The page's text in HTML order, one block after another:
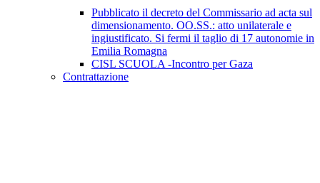
Pubblicato il decreto del Commissario ad acta sul
dimensionamento. OO.SS.: atto unilaterale e
ingiustificato. Si fermi il taglio di 17 autonomie in
Emilia Romagna
CISL SCUOLA -Incontro per Gaza
Contrattazione